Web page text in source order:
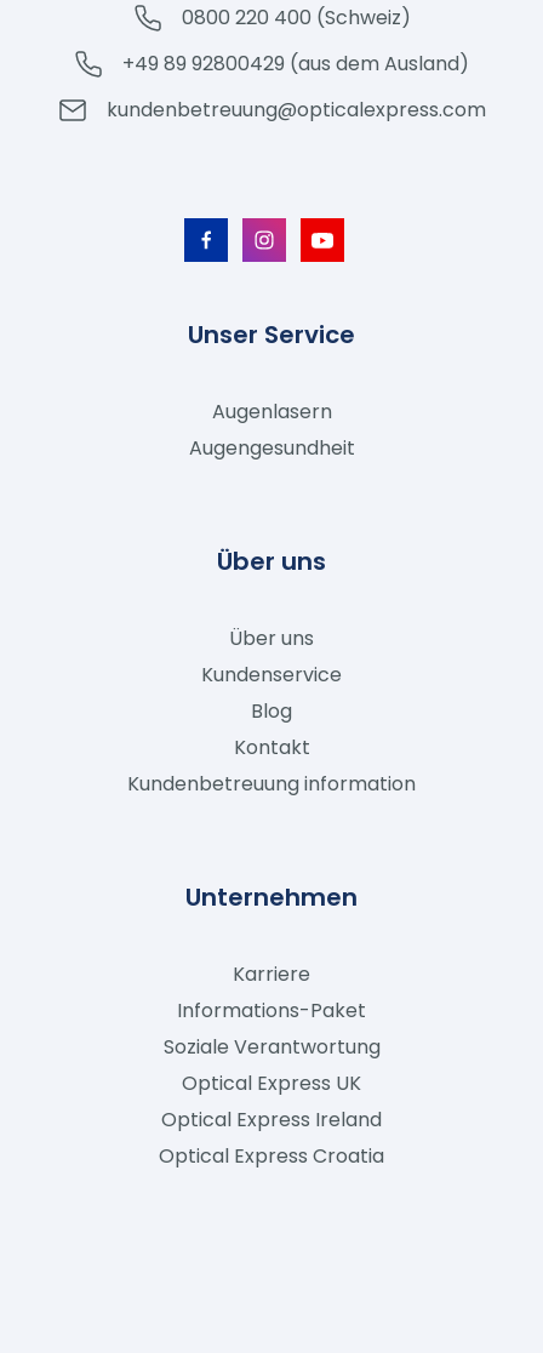
0800 220 400 (Schweiz)
+49 89 92800429 (aus dem Ausland)
kundenbetreuung@opticalexpress.com
Unser Service
Augenlasern
Augengesundheit
Über uns
Über uns
Kundenservice
Blog
Kontakt
Kundenbetreuung information
Unternehmen
Karriere
Informations-Paket
Soziale Verantwortung
Optical Express UK
Optical Express Ireland
Optical Express Croatia